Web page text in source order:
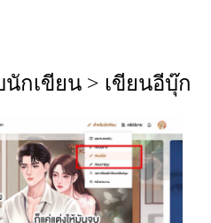
กเขียน > เขียนอีบุ๊ก